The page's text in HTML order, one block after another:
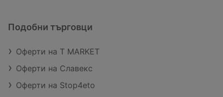
Подобни търговци
Оферти на T MARKET
Оферти на Славекс
Оферти на Stop4eto